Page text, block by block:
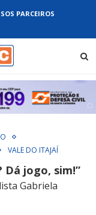
PARCEIROS
VALE DO ITAJAÍ
Dá jogo, sim!”
Gabriela